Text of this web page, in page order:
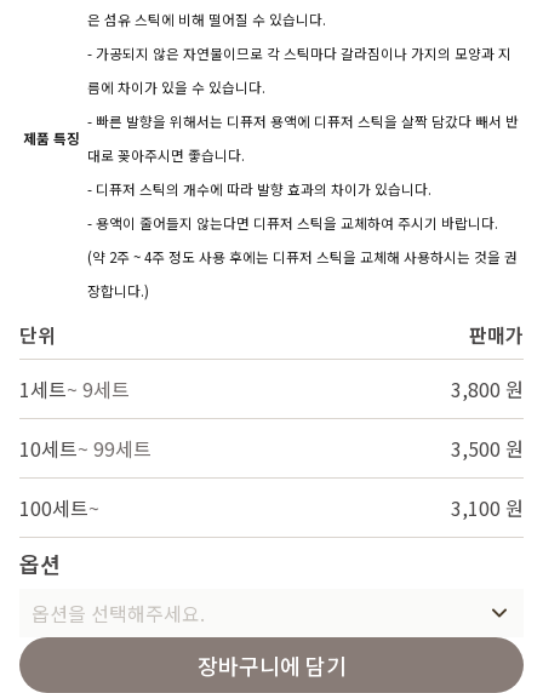
제품 특징
은 섬유 스틱에 비해 떨어질 수 있습니다.
- 가공되지 않은 자연물이므로 각 스틱마다 갈라짐이나 가지의 모양과 지
름에 차이가 있을 수 있습니다.
- 빠른 발향을 위해서는 디퓨저 용액에 디퓨저 스틱을 살짝 담갔다 빼서 반
대로 꽂아주시면 좋습니다.
- 디퓨저 스틱의 개수에 따라 발향 효과의 차이가 있습니다.
- 용액이 줄어들지 않는다면 디퓨저 스틱을 교체하여 주시기 바랍니다.
(약 2주 ~ 4주 정도 사용 후에는 디퓨저 스틱을 교체해 사용하시는 것을 권
장합니다.)
단위
판매가
1세트~ 9세트 3,800 원
10세트~ 99세트 3,500 원
100세트~ 3,100 원
옵션
옵션을 선택해주세요.
장바구니에 담기